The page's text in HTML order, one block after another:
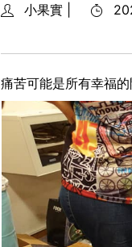
小果實 |
痛苦可能是所有幸福